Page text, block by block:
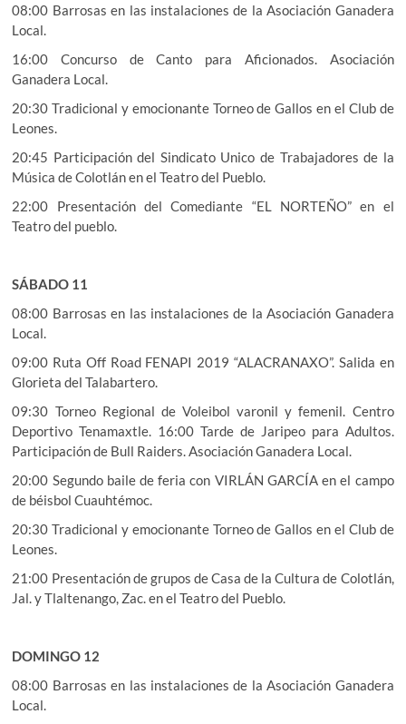
08:00 Barrosas en las instalaciones de la Asociación Ganadera
Local.
16:00 Concurso de Canto para Aficionados. Asociación
Ganadera Local.
20:30 Tradicional y emocionante Torneo de Gallos en el Club de
Leones.
20:45 Participación del Sindicato Unico de Trabajadores de la
Música de Colotlán en el Teatro del Pueblo.
22:00 Presentación del Comediante “EL NORTEÑO” en el
Teatro del pueblo.
SÁBADO 11
08:00 Barrosas en las instalaciones de la Asociación Ganadera
Local.
09:00 Ruta Off Road FENAPI 2019 “ALACRANAXO”. Salida en
Glorieta del Talabartero.
09:30 Torneo Regional de Voleibol varonil y femenil. Centro
Deportivo Tenamaxtle. 16:00 Tarde de Jaripeo para Adultos.
Participación de Bull Raiders. Asociación Ganadera Local.
20:00 Segundo baile de feria con VIRLÁN GARCÍA en el campo
de béisbol Cuauhtémoc.
20:30 Tradicional y emocionante Torneo de Gallos en el Club de
Leones.
21:00 Presentación de grupos de Casa de la Cultura de Colotlán,
Jal. y Tlaltenango, Zac. en el Teatro del Pueblo.
DOMINGO 12
08:00 Barrosas en las instalaciones de la Asociación Ganadera
Local.